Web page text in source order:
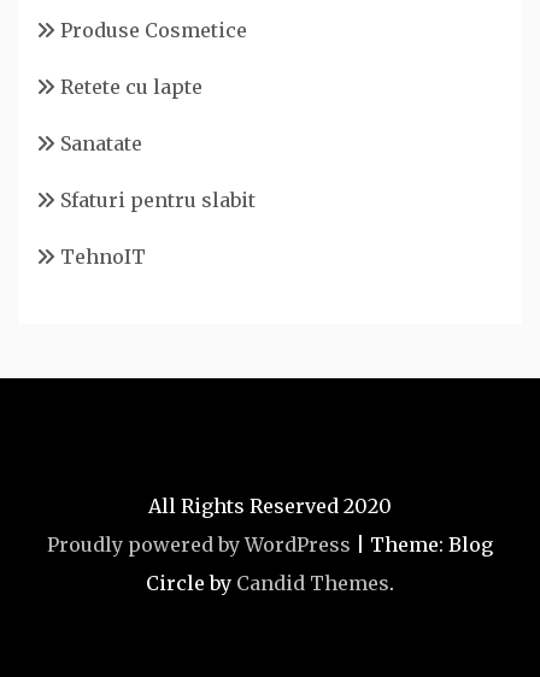
Produse Cosmetice
Retete cu lapte
Sanatate
Sfaturi pentru slabit
TehnoIT
All Rights Reserved 2020
Proudly powered by WordPress
Theme: Blog
Circle by Candid Themes.